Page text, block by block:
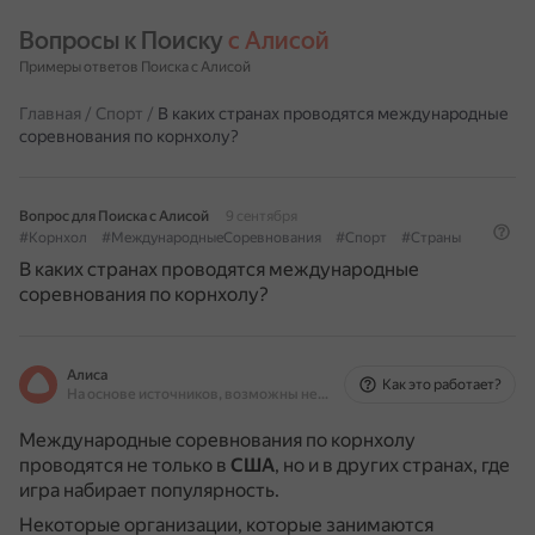
Вопросы к Поиску с Алисой
Примеры ответов Поиска с Алисой
Главная / Спорт / В каких странах проводятся международные
соревнования по корнхолу?
Вопрос для Поиска с Алисой
9 сентября
#Корнхол
#МеждународныеСоревнования #Спорт #Страны
В каких странах проводятся международные
соревнования по корнхолу?
Алиса
На основе источников, возможны неточности
Как это работает?
Международные соревнования по корнхолу
проводятся не только в США, но и в других странах, где
игра набирает популярность.
Некоторые организации, которые занимаются